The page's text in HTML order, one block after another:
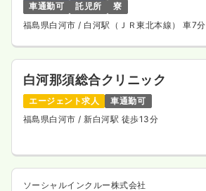
車通勤可
託児所
寮
福島県白河市 / 白河駅（ＪＲ東北本線） 車7分
白河那須総合クリニック
エージェント求人
車通勤可
福島県白河市/ 新白河駅 徒歩13分
ソーシャルインクルー株式会社